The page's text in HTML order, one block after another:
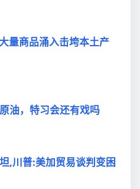
量商品涌入击垮本土产
油，特习会还有戏吗
,川普:美加贸易谈判变困